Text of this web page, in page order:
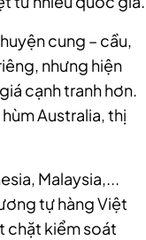
cung – cầu,
nhưng hiện
cạnh tranh hơn.
Australia, thị
Malaysia,...
tự hàng Việt
chặt kiểm soát